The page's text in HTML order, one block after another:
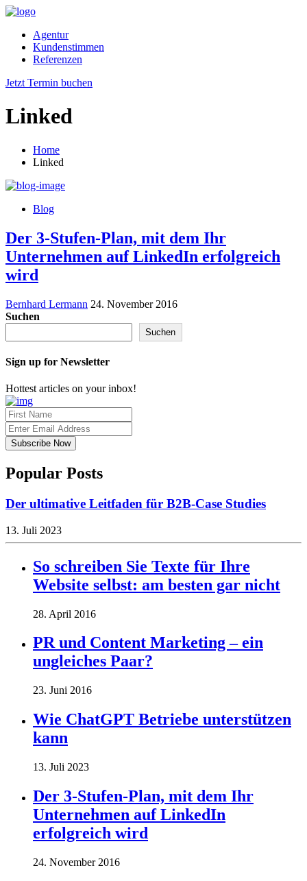
Agentur
Kundenstimmen
Referenzen
Jetzt Termin buchen
Linked
Home
Linked
Blog
Der 3-Stufen-Plan, mit dem Ihr
Unternehmen auf LinkedIn erfolgreich
wird
Bernhard Lermann 24. November 2016
Suchen
Suchen
Sign up for Newsletter
Hottest articles on your inbox!
Popular Posts
Der ultimative Leitfaden für B2B-Case Studies
13. Juli 2023
So schreiben Sie Texte für Ihre
Website selbst: am besten gar nicht
28. April 2016
PR und Content Marketing – ein
ungleiches Paar?
23. Juni 2016
Wie ChatGPT Betriebe unterstützen
kann
13. Juli 2023
Der 3-Stufen-Plan, mit dem Ihr
Unternehmen auf LinkedIn
erfolgreich wird
24. November 2016